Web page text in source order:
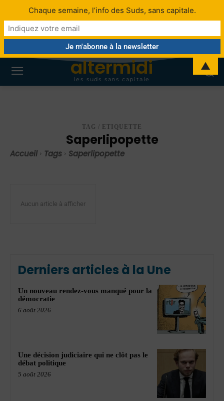
altermidi
les suds sans capitale
TAG / ETIQUETTE
Saperlipopette
Accueil Tags Saperlipopette
Aucun article à afficher
Derniers articles à la Une
Un nouveau rendez-vous manqué pour la
démocratie
6 août 2026
Une décision judiciaire qui ne clôt pas le
débat politique
5 août 2026
Chaque semaine, l’info des Suds, sans capitale.
▲